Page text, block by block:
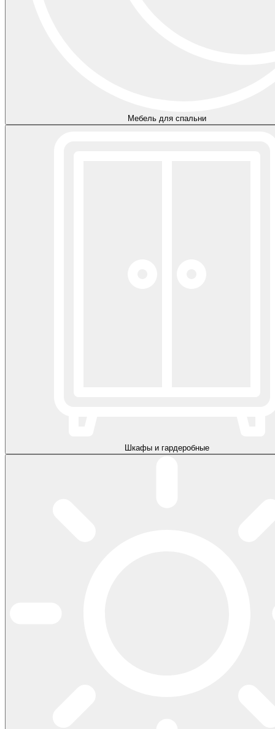
Мебель для спальни
Шкафы и гардеробные